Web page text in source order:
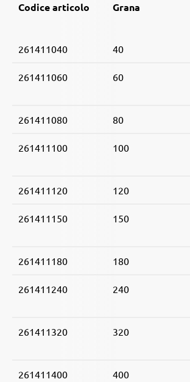
Codice articolo Grana
261411040 40
261411060 60
261411080 80
261411100 100
261411120 120
261411150 150
261411180 180
261411240 240
261411320 320
261411400 400